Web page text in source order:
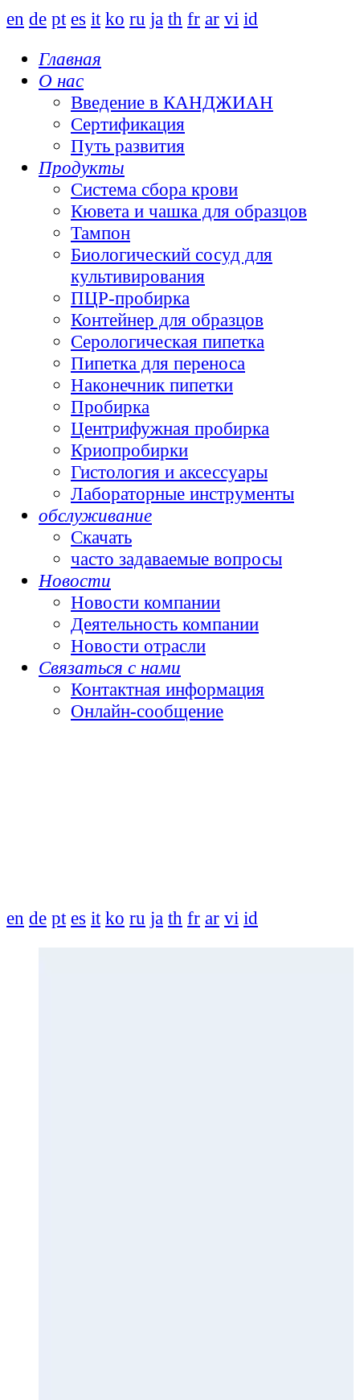
en de pt es it ko ru ja th fr ar vi id
Главная
О нас
Введение в КАНДЖИАН
Сертификация
Путь развития
Продукты
Система сбора крови
Кювета и чашка для образцов
Тампон
Биологический сосуд для
культивирования
ПЦР-пробирка
Контейнер для образцов
Серологическая пипетка
Пипетка для переноса
Наконечник пипетки
Пробирка
Центрифужная пробирка
Криопробирки
Гистология и аксессуары
Лабораторные инструменты
обслуживание
Скачать
часто задаваемые вопросы
Новости
Новости компании
Деятельность компании
Новости отрасли
Связаться с нами
Контактная информация
Онлайн-сообщение
en de pt es it ko ru ja th fr ar vi id